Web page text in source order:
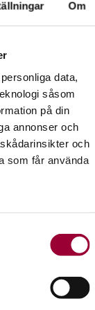
Om
data,
såsom
på din
annonser och
och
som får använda
meter
behandlas
e-mail.
Natur,